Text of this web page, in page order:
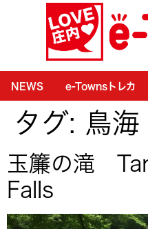
NEWS e-Townsトレカ
タグ: 鳥海
玉簾の滝
Falls